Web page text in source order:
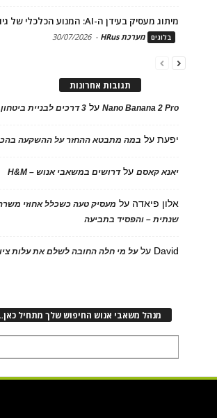
מיתוג מעסיק בעידן ה-AI: המנוע הכלכלי של גיוס ושימור טלנטים
בלוגים מערכת HRus -
30/07/2026
תגובות אחרונות
Nano Banana 2 Proעל 3 דרכים לבניית ביטחון עצמי של עובדים
יפעתעל במה מתבטא ההחזר על ההשקעה
יאנא קאסםעלדרושים במשאבי אנוש – H&M
אלון פיאדה על מעסיק טעה כשכלל אחוזי
שנתית – והפסיד בתביעה
David עלעל מי חלה החובה לשלם את עלות
מנהל משאבי אנוש החיפוש שלך מתחיל